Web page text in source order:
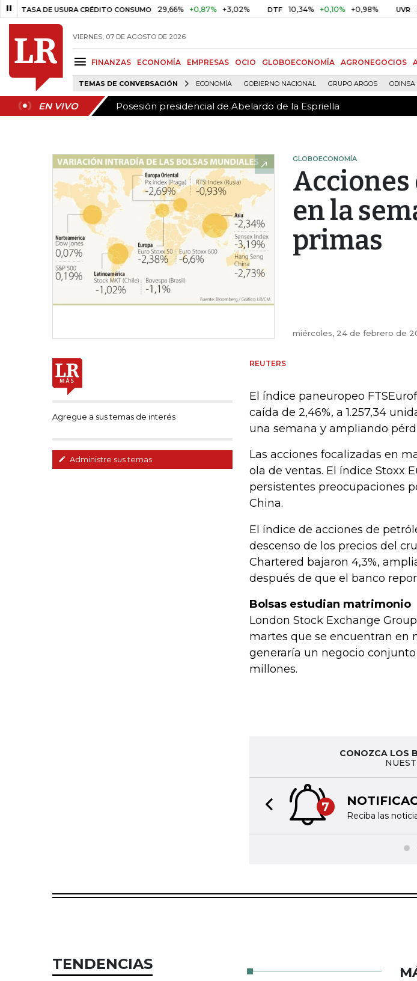
DE USURA CRÉDITO CONSUMO 29,66% +0,87% +3,02% DTF 10,34% +0,10% +0,98% UVR $ 416,91
VIERNES, 07 DE AGOSTO DE 2026
FINANZAS ECONOMÍA EMPRESAS OCIO GLOBOECONOMÍA AGRONEGOCIOS
TEMAS DE CONVERSACIÓN ECONOMÍA GOBIERNO NACIONAL GRUPO ARGOS ODINSA
EN VIVO Posesión presidencial de Abelardo de la Espriella
EN VIVO Posesión presidencial de Abelardo de la Espriella
GLOBOECONOMÍA
en la
primas
miércoles, 24 de febrero de
Agregue a sus temas de interés
Administre sus temas
REUTERS
El índice paneuropeo
caída de 2,46%, a 1.257,34
una semana y ampliando
Las acciones focalizadas en
ola de ventas. El índice Stoxx
persistentes preocupaciones
China.
El índice de acciones de
descenso de los precios del
Chartered bajaron 4,3%,
después de que el banco
Bolsas estudian matrimonio
London Stock Exchange
martes que se encuentran en
generaría un negocio
millones.
CONOZCA LOS
7
Reciba las
Previous slide
TENDENCIAS